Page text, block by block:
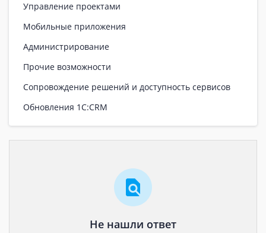
Управление проектами
Мобильные приложения
Администрирование
Прочие возможности
Сопровождение решений и доступность сервисов
Обновления 1С:CRM
Не нашли ответ